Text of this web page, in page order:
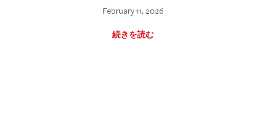
February 11, 2026
続きを読む